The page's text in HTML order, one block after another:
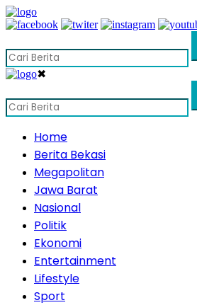
✖
Home
Berita Bekasi
Megapolitan
Jawa Barat
Nasional
Politik
Ekonomi
Entertainment
Lifestyle
Sport